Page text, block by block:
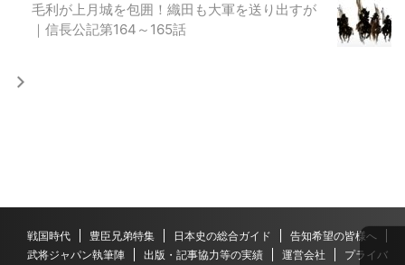
毛利が上月城を包囲！織田も大軍を送り出すが
｜信長公記第164～165話
戦国時代 豊臣兄弟特集 日本史の総合ガイド
告知希望の皆様へ
武将ジャパン執筆陣
出版・記事協力等の実績 運営会社 プライバ